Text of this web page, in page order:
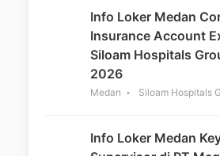
Info Loker Medan
Insurance Account
Siloam Hospitals
2026
Medan Siloam Hospitals
Info Loker Medan